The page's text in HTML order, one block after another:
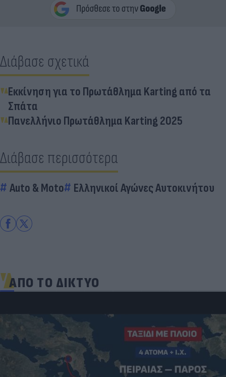
Διάβασε σχετικά
Εκκίνηση για το Πρωτάθλημα Karting από τα
Σπάτα
Πανελλήνιο Πρωτάθλημα Karting 2025
Διάβασε περισσότερα
Auto & Moto Ελληνικοί Αγώνες Αυτοκινήτου
ΑΠΟ ΤΟ ΔΙΚΤΥΟ